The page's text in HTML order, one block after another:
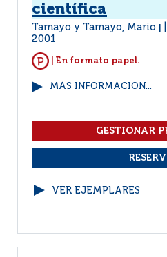
científica
Tamayo y Tamayo, Mario
2001
| En formato papel.
MÁS INFORMACIÓN...
VER EJEMPLARES